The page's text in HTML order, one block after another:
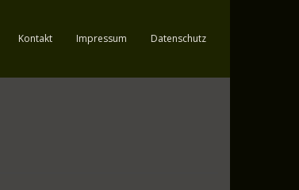
Kontakt Impressum Datenschutz